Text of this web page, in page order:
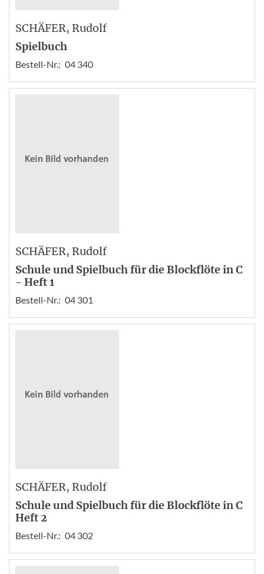
SCHÄFER, Rudolf
Spielbuch
Bestell-Nr.: 04 340
SCHÄFER, Rudolf
Schule und Spielbuch für die Blockflöte in C
- Heft 1
Bestell-Nr.: 04 301
SCHÄFER, Rudolf
Schule und Spielbuch für die Blockflöte in C
Heft 2
Bestell-Nr.: 04 302